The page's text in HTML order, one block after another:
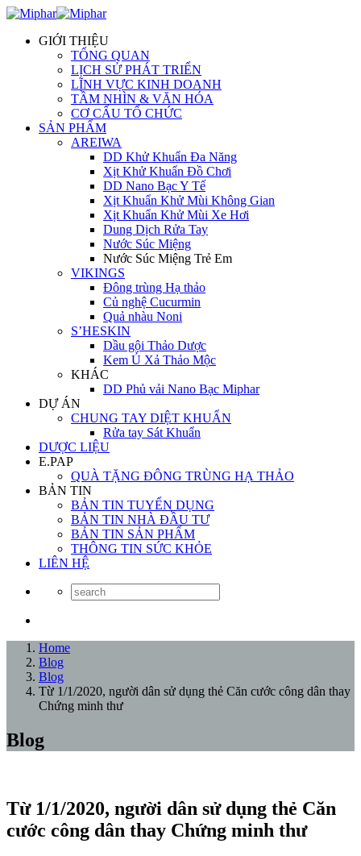
GIỚI THIỆU
TỔNG QUAN
LỊCH SỬ PHÁT TRIỂN
LĨNH VỰC KINH DOANH
TẦM NHÌN & VĂN HÓA
CƠ CẤU TỔ CHỨC
SẢN PHẨM
AREIWA
DD Khử Khuẩn Đa Năng
Xịt Khử Khuẩn Đồ Chơi
DD Nano Bạc Y Tế
Xịt Khuẩn Khử Mùi Không Gian
Xịt Khuẩn Khử Mùi Xe Hơi
Dung Dịch Rửa Tay
Nước Súc Miệng
Nước Súc Miệng Trẻ Em
VIKINGS
Đông trùng Hạ thảo
Củ nghệ Cucurmin
Quả nhàu Noni
S’HESKIN
Dầu gội Thảo Dược
Kem Ủ Xả Thảo Mộc
KHÁC
DD Phủ vải Nano Bạc Miphar
DỰ ÁN
CHUNG TAY DIỆT KHUẨN
Rửa tay Sát Khuẩn
DƯỢC LIỆU
E.PAP
QUÀ TẶNG ĐÔNG TRÙNG HẠ THẢO
BẢN TIN
BẢN TIN TUYỂN DỤNG
BẢN TIN NHÀ ĐẦU TƯ
BẢN TIN SẢN PHẨM
THÔNG TIN SỨC KHỎE
LIÊN HỆ
Home
Blog
Blog
Từ 1/1/2020, người dân sử dụng thẻ Căn cước công dân thay
Chứng minh thư
Blog
Từ 1/1/2020, người dân sử dụng thẻ Căn
cước công dân thay Chứng minh thư